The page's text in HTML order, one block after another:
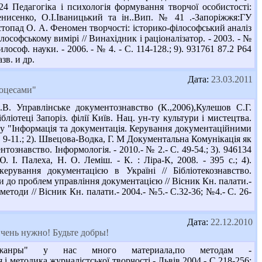
і психологія формування творчої особистості:
О.І.Іваницький та ін..Вип. № 41 .-Запоріжжя:ГУ
О. А. Феномен творчості: історико-філософський аналіз
вимірі // Винахідник і раціоналізатор. - 2003. - №
науки. - 2006. - № 4. - С. 114-128.; 9). 931761 87.2 Р64
и др.
Дата: 23.03.2011
документознавство (К.,2006),Кулешов С.Г.
Запоріз. філії Київ. Нац. ун-ту культури і мистецтва.
"Інформація та документація. Керування документаційними
11.; 2). Швецова-Водка, Г. М Документальна Комунікація як
Інформологія. - 2010.- № 2.- С. 49-54.; 3). 946134
/ Ю. І. Палеха, Н. О. Леміш. - К. : Ліра-К, 2008. - 395 с.; 4).
документацією в Україні // Бібліотекознавство.
проблем управління документацією // Вісник Кн. палати.-
// Вісник Кн. палати.- 2004.- №5.- С.32-36; №4.- С. 26-
Дата: 22.12.2010
нужно! Будьте добры!
жанры" у нас много материала,по методам -